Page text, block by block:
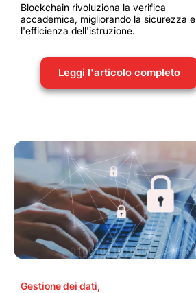
Blockchain rivoluziona la verifica
accademica, migliorando la sicurezza e
l'efficienza dell'istruzione.
Leggi l'articolo completo
Gestione dei dati,